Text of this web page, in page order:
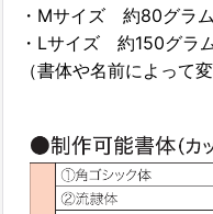
・Mサイズ 約80グラム
・Lサイズ 約150グラ
（書体や名前によって